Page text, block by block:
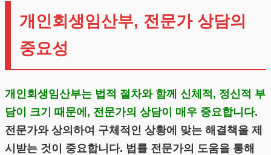
개인회생임산부, 전문가 상담의
중요성
개인회생임산부는 법적 절차와 함께 신체적, 정신적 부
담이 크기 때문에, 전문가의 상담이 매우 중요합니다.
전문가와 상의하여 구체적인 상황에 맞는 해결책을 제
시받는 것이 중요합니다. 법률 전문가의 도움을 통해